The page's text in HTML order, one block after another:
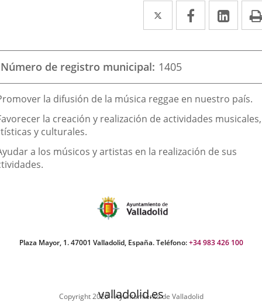
Twitter
Enlace
a
una
aplicación
externa.
Facebook
Enlace
a
una
externa.
a
una
Número de registro municipal 1405
la difusión de la música reggae en nuestro país.
la creación y realización de actividades musicales,
y culturales.
a los músicos y artistas en la realización de sus
Plaza Mayor, 1. 47001 Valladolid, España. Teléfono:+34 983 426 100
Copyright 2025 - Ayuntamiento de Valladolid
valladolid.es